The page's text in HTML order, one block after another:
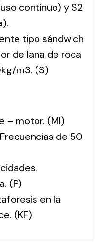
continuo) y S2
tipo sándwich
de lana de roca
m3. (S)
– motor. (MI)
de 50
(P)
en la
(KF)